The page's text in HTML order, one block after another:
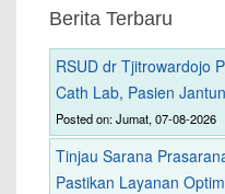
Berita Terbaru
RSUD dr Tjitrowardojo
Cath Lab, Pasien
Posted on: Jumat, 07-08-2026
Tinjau Sarana
Pastikan Layanan